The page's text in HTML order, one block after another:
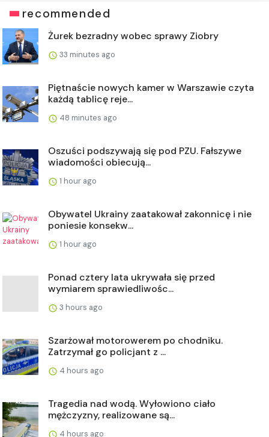
recommended
Żurek bezradny wobec sprawy Ziobry
33 minutes ago
Piętnaście nowych kamer w Warszawie czyta
każdą tablicę reje...
48 minutes ago
Oszuści podszywają się pod PZU. Fałszywe
wiadomości obiecują...
1 hour ago
Obywatel Ukrainy zaatakował zakonnicę i nie
poniesie konsekw...
1 hour ago
Ponad cztery lata ukrywała się przed
wymiarem sprawiedliwośc...
3 hours ago
Szarżował motorowerem po chodniku.
Zatrzymał go policjant z ...
4 hours ago
Tragedia nad wodą. Wyłowiono ciało
mężczyzny, realizowane są...
4 hours ago